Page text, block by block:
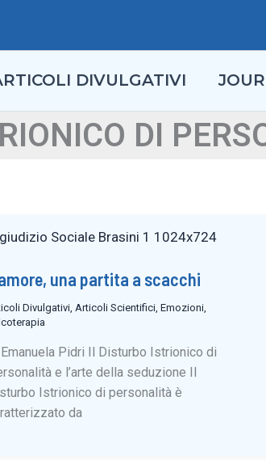
DIVULGATIVI
DI
una partita a scacchi
Divulgativi, Articoli Scientifici, Emozioni,
Pidri Il Disturbo Istrionico di
e l’arte della seduzione Il
Istrionico di personalità è
da